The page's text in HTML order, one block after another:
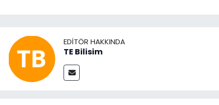
EDITÖR HAKKINDA
TE Bilisim